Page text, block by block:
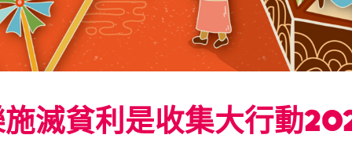
滅貧利是收集大行動